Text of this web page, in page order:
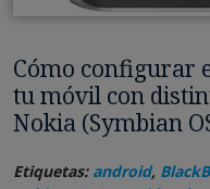
Cómo configurar
tu móvil con
Nokia (Symbian
Etiquetas: android,